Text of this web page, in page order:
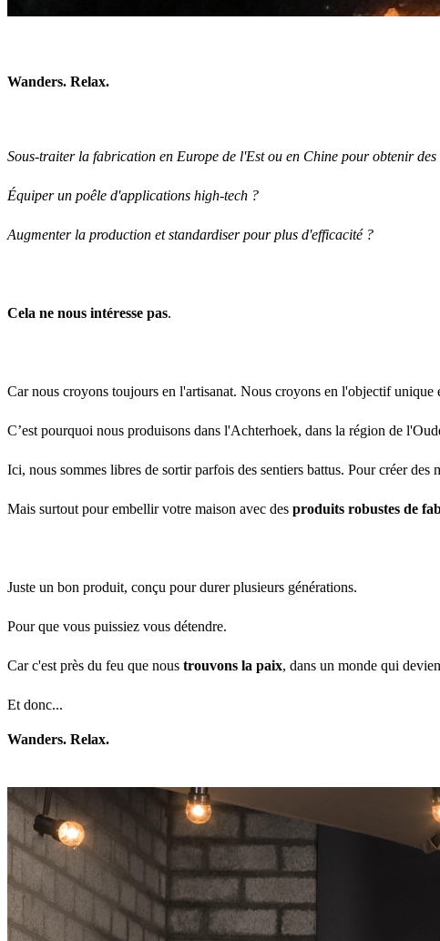
Wanders. Relax.
Sous-traiter la fabrication en Europe de l'Est ou en Chine pour obtenir des
Équiper un poêle d'applications high-tech ?
Augmenter la production et standardiser pour plus d'efficacité ?
Cela ne nous intéresse pas.
Car nous croyons toujours en l'artisanat. Nous croyons en l'objectif
C’est pourquoi nous produisons dans l'Achterhoek, dans la région de
Ici, nous sommes libres de sortir parfois des sentiers battus. Pour créer des
Mais surtout pour embellir votre maison avec des produits robustes de
Juste un bon produit, conçu pour durer plusieurs générations.
Pour que vous puissiez vous détendre.
Car c'est près du feu que nous trouvons la paix, dans un monde qui
Et donc...
Wanders. Relax.